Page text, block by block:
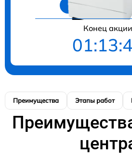
Цены на ремонт
Конец акции
Преимущества Этапы работ